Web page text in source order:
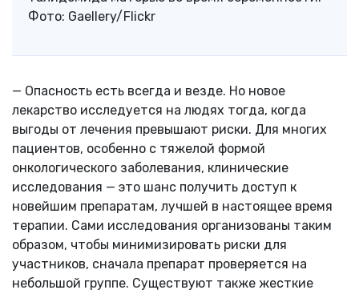
Фото: Gaellery/Flickr
— Опасность есть всегда и везде. Но новое
лекарство исследуется на людях тогда, когда
выгоды от лечения превышают риски. Для многих
пациентов, особенно с тяжелой формой
онкологического заболевания, клинические
исследования — это шанс получить доступ к
новейшим препаратам, лучшей в настоящее время
терапии. Сами исследования организованы таким
образом, чтобы минимизировать риски для
участников, сначала препарат проверяется на
небольшой группе. Существуют также жесткие